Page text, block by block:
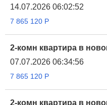
14.07.2026 06:02:52
7 865 120 Р
2-комн квартира в
07.07.2026 06:34:56
7 865 120 Р
2-комн квартира в